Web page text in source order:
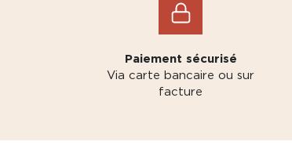
Paiement sécurisé
Via carte bancaire ou sur
facture